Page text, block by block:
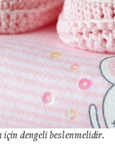
için dengeli beslenmelidir.